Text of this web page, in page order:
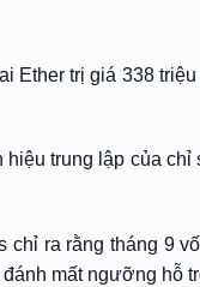
Ether trị giá 338
trung lập của chỉ
ra rằng tháng 9
mất ngưỡng hỗ